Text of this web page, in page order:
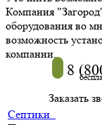
Компания
оборудования во
возможность
компании.
8
Заказать
Септики